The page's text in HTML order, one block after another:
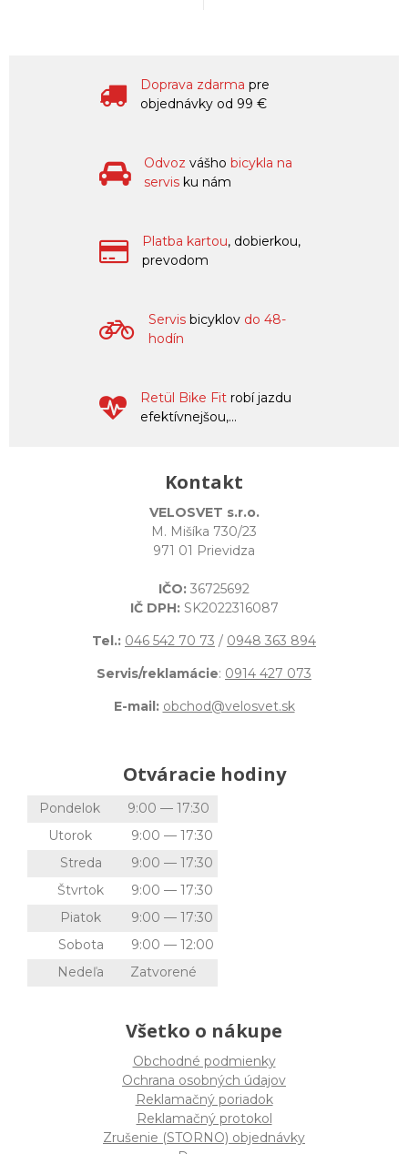
Doprava zdarma pre
objednávky od 99 €
Odvoz vášho bicykla na
servis ku nám
Platba kartou, dobierkou,
prevodom
Servis bicyklov do 48-
hodín
Retül Bike Fit robí jazdu
efektívnejšou,...
Kontakt
VELOSVET s.r.o.
M. Mišíka 730/23
971 01 Prievidza
IČO: 36725692
IČ DPH: SK2022316087
Tel.: 046 542 70 73 / 0948 363 894
Servis/reklamácie: 0914 427 073
E-mail: obchod@velosvet.sk
Otváracie hodiny
Pondelok
9:00 — 17:30
Utorok
9:00 — 17:30
Streda
9:00 — 17:30
Štvrtok
9:00 — 17:30
Piatok
9:00 — 17:30
Sobota
9:00 — 12:00
Nedeľa
Zatvorené
Všetko o nákupe
Obchodné podmienky
Ochrana osobných údajov
Reklamačný poriadok
Reklamačný protokol
Zrušenie (STORNO) objednávky